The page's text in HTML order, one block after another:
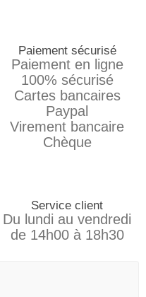
Paiement sécurisé
Paiement en ligne
100% sécurisé
Cartes bancaires
Paypal
Virement bancaire
Chèque
Service client
Du lundi au vendredi
de 14h00 à 18h30